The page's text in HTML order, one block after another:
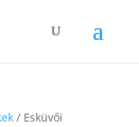
/ Esküvői